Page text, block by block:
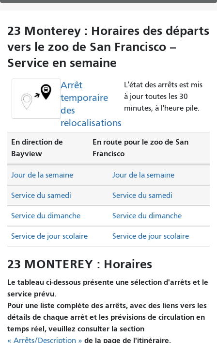
23 Monterey : Horaires des départs
vers le zoo de San Francisco –
Service en semaine
Arrêt
temporaire
des
relocalisations
L'état des arrêts est mis
à jour toutes les 30
minutes, à l'heure pile.
En direction de
Bayview
En route pour le zoo de San
Francisco
Service du samedi Service du samedi
Service du dimanche Service du dimanche
Jour de la semaine Jour de la semaine
Service de jour scolaire Service de jour scolaire
23 MONTEREY : Horaires
Le tableau ci-dessous présente une sélection d'arrêts et le
service prévu.
Pour une liste complète des arrêts, avec des liens vers les
détails de chaque arrêt et les prévisions de circulation en
temps réel, veuillez consulter la section
« Arrêts/Description » de la page de l'itinéraire.